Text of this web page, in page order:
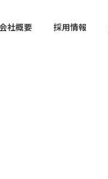
社概要 採用情報